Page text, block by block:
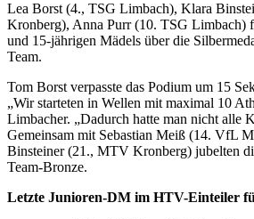
Lea Borst (4., TSG Limbach), Klara
Kronberg), Anna Purr (10. TSG Limbach)
und 15-jährigen Mädels über die
Team.
Tom Borst verpasste das Podium um 15
„Wir starteten in Wellen mit maximal 10
Limbacher. „Dadurch hatte man nicht alle
Gemeinsam mit Sebastian Meiß (14. VfL
Binsteiner (21., MTV Kronberg) jubelten
Team-Bronze.
Letzte Junioren-DM im HTV-Einteiler